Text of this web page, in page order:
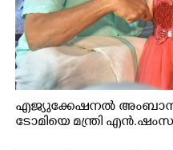
എജ്യുക്കേഷനൽ
ടോമിയെ മന്ത്രി